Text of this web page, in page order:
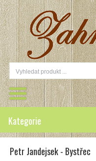
Kategorie
Petr Jandejsek - Bystřec